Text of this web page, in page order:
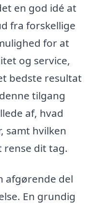
en god idé at
fra forskellige
for at
og service,
bedste resultat
tilgang
af, hvad
samt hvilken
dit tag.
afgørende del
En grundig